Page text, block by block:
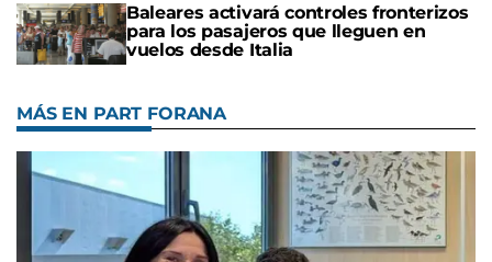
Baleares activará controles fronterizos
para los pasajeros que lleguen en
vuelos desde Italia
MÁS EN PART FORANA